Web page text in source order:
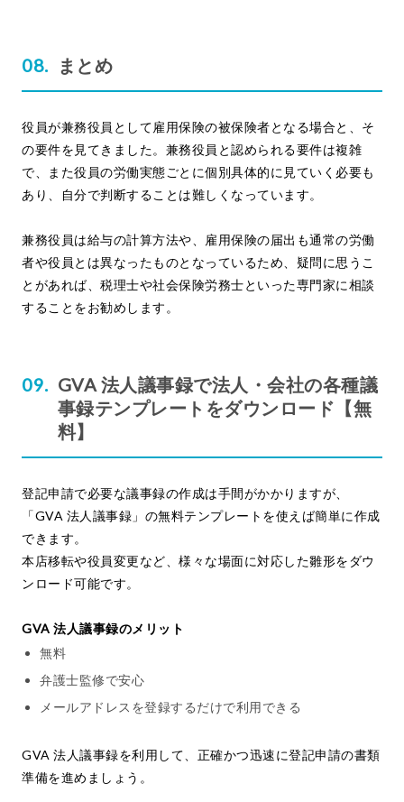
まとめ
役員が兼務役員として雇用保険の被保険者となる場合と、そ
の要件を見てきました。兼務役員と認められる要件は複雑
で、また役員の労働実態ごとに個別具体的に見ていく必要も
あり、自分で判断することは難しくなっています。
兼務役員は給与の計算方法や、雇用保険の届出も通常の労働
者や役員とは異なったものとなっているため、疑問に思うこ
とがあれば、税理士や社会保険労務士といった専門家に相談
することをお勧めします。
GVA 法人議事録で法人・会社の各種議
事録テンプレートをダウンロード【無
料】
登記申請で必要な議事録の作成は手間がかかりますが、
「GVA 法人議事録」の無料テンプレートを使えば簡単に作成
できます。
本店移転や役員変更など、様々な場面に対応した雛形をダウ
ンロード可能です。
GVA 法人議事録のメリット
無料
弁護士監修で安心
メールアドレスを登録するだけで利用できる
GVA 法人議事録を利用して、正確かつ迅速に登記申請の書類
準備を進めましょう。